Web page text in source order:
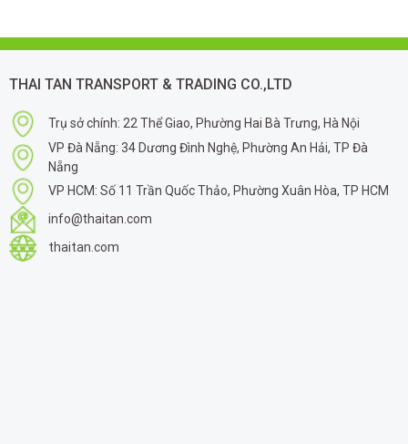
THAI TAN TRANSPORT & TRADING CO.,LTD
Trụ sở chính: 22 Thể Giao, Phường Hai Bà Trưng, Hà Nội
VP Đà Nẵng: 34 Dương Đình Nghệ, Phường An Hải, TP Đà
Nẵng
VP HCM: Số 11 Trần Quốc Thảo, Phường Xuân Hòa, TP HCM
info@thaitan.com
thaitan.com